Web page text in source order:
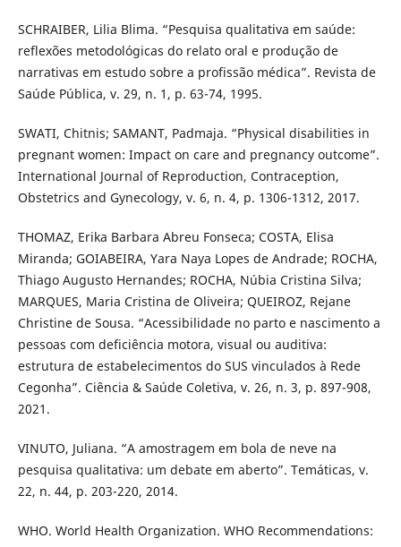
SCHRAIBER, Lilia Blima. “Pesquisa qualitativa em saúde:
reflexões metodológicas do relato oral e produção de
narrativas em estudo sobre a profissão médica”. Revista de
Saúde Pública, v. 29, n. 1, p. 63-74, 1995.
SWATI, Chitnis; SAMANT, Padmaja. “Physical disabilities in
pregnant women: Impact on care and pregnancy outcome”.
International Journal of Reproduction, Contraception,
Obstetrics and Gynecology, v. 6, n. 4, p. 1306-1312, 2017.
THOMAZ, Erika Barbara Abreu Fonseca; COSTA, Elisa
Miranda; GOIABEIRA, Yara Naya Lopes de Andrade; ROCHA,
Thiago Augusto Hernandes; ROCHA, Núbia Cristina Silva;
MARQUES, Maria Cristina de Oliveira; QUEIROZ, Rejane
Christine de Sousa. “Acessibilidade no parto e nascimento a
pessoas com deficiência motora, visual ou auditiva:
estrutura de estabelecimentos do SUS vinculados à Rede
Cegonha”. Ciência & Saúde Coletiva, v. 26, n. 3, p. 897-908,
2021.
VINUTO, Juliana. “A amostragem em bola de neve na
pesquisa qualitativa: um debate em aberto”. Temáticas, v.
22, n. 44, p. 203-220, 2014.
WHO. World Health Organization. WHO Recommendations: